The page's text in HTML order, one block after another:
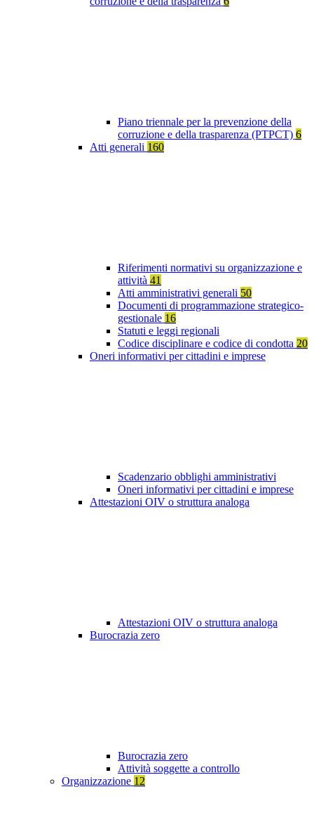
Piano triennale per la prevenzione della
corruzione e della trasparenza (PTPCT) 6
Atti generali 160
Riferimenti normativi su organizzazione e
attività 41
Atti amministrativi generali 50
Documenti di programmazione strategico-
gestionale 16
Statuti e leggi regionali
Codice disciplinare e codice di condotta 20
Oneri informativi per cittadini e imprese
Scadenzario obblighi amministrativi
Oneri informativi per cittadini e imprese
Attestazioni OIV o struttura analoga
Attestazioni OIV o struttura analoga
Burocrazia zero
Burocrazia zero
Attività soggette a controllo
Organizzazione 12